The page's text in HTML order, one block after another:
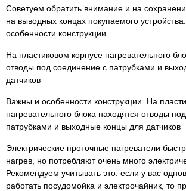
Советуем обратить внимание и на
на выводных концах покупаемого
особенности конструкции
На пластиковом корпусе нагревательного
отводы под соединение с патрубками и
датчиков
Важны и особенности конструкции. На
нагревательного блока находятся отводы
патрубками и выходные концы для датчиков
Электрические проточные нагреватели
нагрев, но потребляют очень много
Рекомендуем учитывать это: если у вас
работать посудомойка и электрочайник, то